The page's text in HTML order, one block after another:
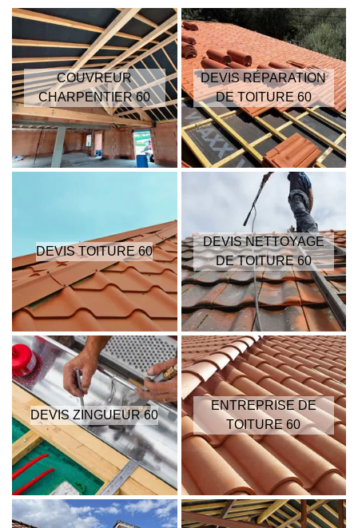
COUVREUR
CHARPENTIER 60
DEVIS RÉPARATION
DE TOITURE 60
DEVIS TOITURE 60
DEVIS NETTOYAGE
DE TOITURE 60
DEVIS ZINGUEUR 60
ENTREPRISE DE
TOITURE 60